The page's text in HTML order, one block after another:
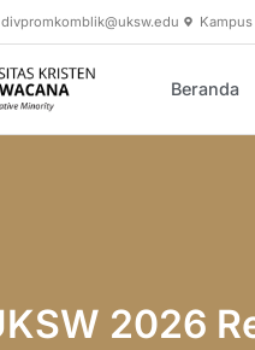
divpromkomblik@uksw.edu
Beranda
2026